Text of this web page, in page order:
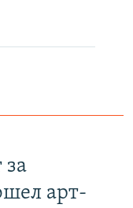
за
арт-